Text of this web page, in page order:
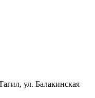
ул. Балакинская